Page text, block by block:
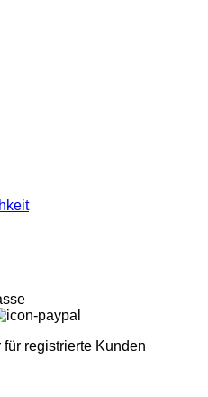
registrierte Kunden